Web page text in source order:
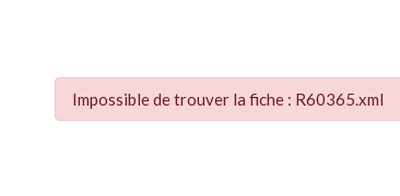
Impossible de trouver la fiche : R60365.xml